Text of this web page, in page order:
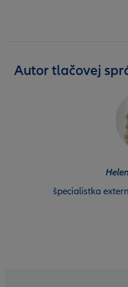
Autor tlačovej
špecialistka